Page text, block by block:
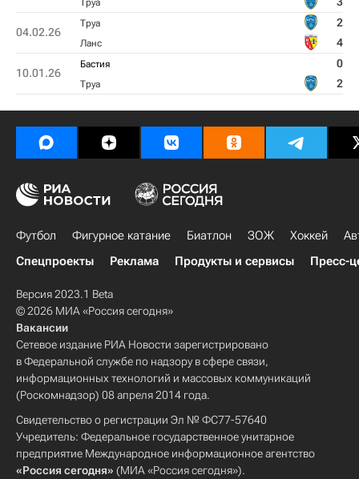
Труа
04.02.26
Труа 2
Ланс 4
10.01.26
Бастия 0
Труа 2
Футбол Фигурное катание Биатлон ЗОЖ Хоккей
Спецпроекты
Реклама Продукты и сервисы Пресс-
Версия 2023.1 Beta
© 2026 МИА «Россия сегодня»
Вакансии
Сетевое издание РИА Новости зарегистрировано
в Федеральной службе по надзору в сфере связи,
информационных технологий и массовых коммуникаций
(Роскомнадзор) 08 апреля 2014 года.
Свидетельство о регистрации Эл № ФС77-57640
Учредитель: Федеральное государственное унитарное
предприятие Международное информационное агентство
«Россия сегодня» (МИА «Россия сегодня»).